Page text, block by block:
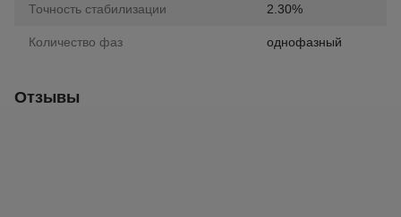
Точность стабилизации 2.30%
Количество фаз однофазный
Отзывы